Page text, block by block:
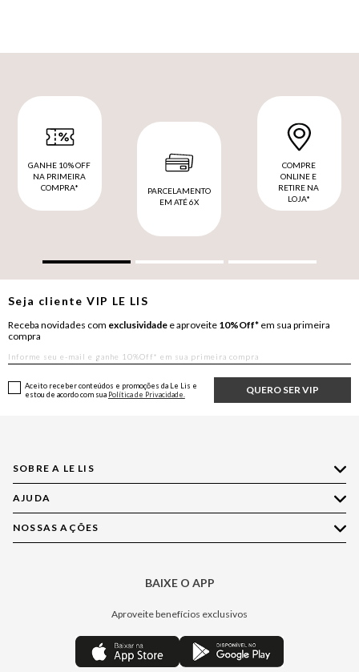
GANHE 10% OFF
NA PRIMEIRA
COMPRA*
PARCELAMENTO
EM ATÉ 6X
COMPRE
ONLINE E
RETIRE NA
LOJA*
Seja clienteVIP LE LIS
Receba novidades com exclusividade e aproveite 10%Off* em sua primeira
compra
QUERO SER VIP
Aceito receber conteúdos e promoções da Le Lis e
estou de acordo com sua Política de Privacidade.
SOBRE A LE LIS
Quem Somos
Nossas Lojas
Política de Privacidade
Central de Preferências
AJUDA
Compre pelo WhatsApp
Central de Relacionamento
Regulamentos
NOSSAS AÇÕES
BAIXE O APP
Aproveite benefícios exclusivos